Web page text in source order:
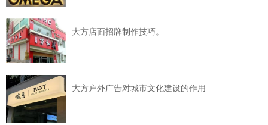
大方店面招牌制作技巧。
大方户外广告对城市文化建设的作用